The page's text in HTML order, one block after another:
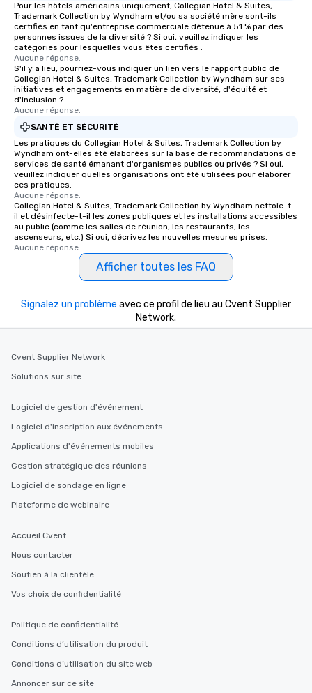
Pour les hôtels américains uniquement, Collegian Hotel & Suites,
Trademark Collection by Wyndham et/ou sa société mère sont-ils
certifiés en tant qu'entreprise commerciale détenue à 51 % par des
personnes issues de la diversité ? Si oui, veuillez indiquer les
catégories pour lesquelles vous êtes certifiés :
Aucune réponse.
S'il y a lieu, pourriez-vous indiquer un lien vers le rapport public de
Collegian Hotel & Suites, Trademark Collection by Wyndham sur ses
initiatives et engagements en matière de diversité, d'équité et
d'inclusion ?
Aucune réponse.
SANTÉ ET SÉCURITÉ
Les pratiques du Collegian Hotel & Suites, Trademark Collection by
Wyndham ont-elles été élaborées sur la base de recommandations de
services de santé émanant d'organismes publics ou privés ? Si oui,
veuillez indiquer quelles organisations ont été utilisées pour élaborer
ces pratiques.
Aucune réponse.
Collegian Hotel & Suites, Trademark Collection by Wyndham nettoie-t-
il et désinfecte-t-il les zones publiques et les installations accessibles
au public (comme les salles de réunion, les restaurants, les
ascenseurs, etc.) Si oui, décrivez les nouvelles mesures prises.
Aucune réponse.
Afficher toutes les FAQ
Signalez un problème avec ce profil de lieu au Cvent Supplier
Network.
Cvent Supplier Network
Solutions sur site
Logiciel de gestion d'événement
Logiciel d'inscription aux événements
Applications d'événements mobiles
Gestion stratégique des réunions
Logiciel de sondage en ligne
Plateforme de webinaire
Accueil Cvent
Nous contacter
Soutien à la clientèle
Vos choix de confidentialité
Politique de confidentialité
Conditions d’utilisation du produit
Conditions d’utilisation du site web
Annoncer sur ce site